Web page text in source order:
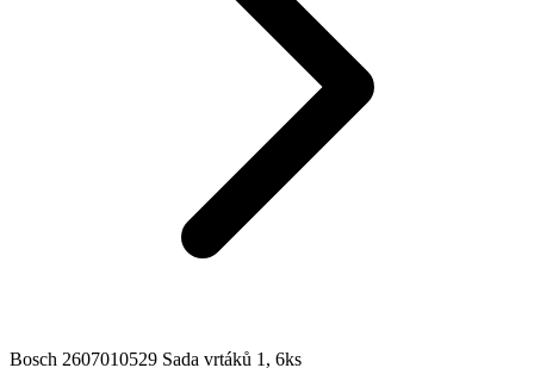
Bosch 2607010529 Sada vrtáků 1, 6ks